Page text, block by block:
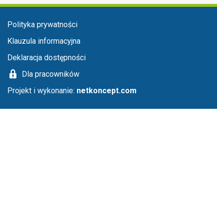
Menu stopka
Polityka prywatności
Klauzula informacyjna
Deklaracja dostępności
Dla pracowników
Projekt i wykonanie: netkoncept.com